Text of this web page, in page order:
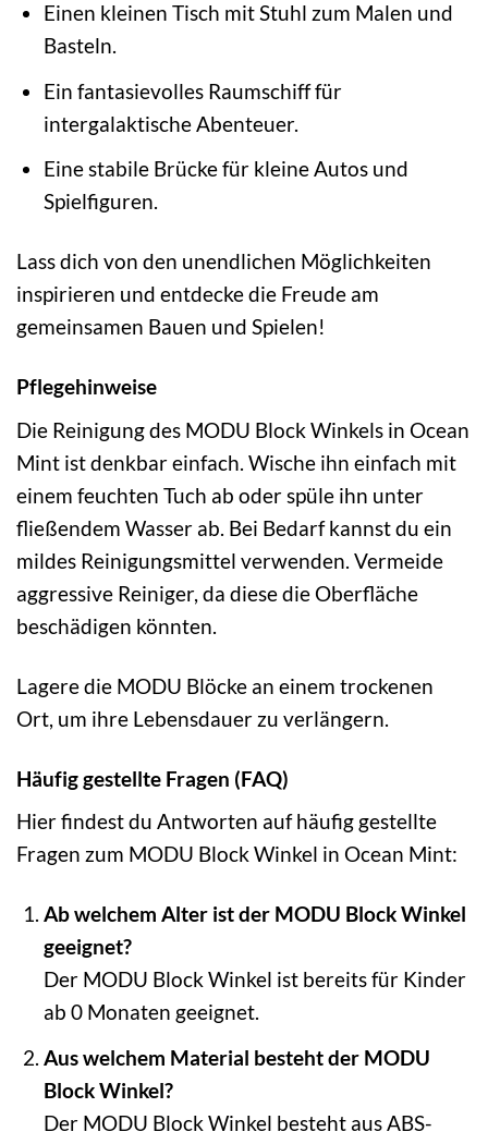
Einen kleinen Tisch mit Stuhl zum Malen und
Basteln.
Ein fantasievolles Raumschiff für
intergalaktische Abenteuer.
Eine stabile Brücke für kleine Autos und
Spielfiguren.
Lass dich von den unendlichen Möglichkeiten
inspirieren und entdecke die Freude am
gemeinsamen Bauen und Spielen!
Pflegehinweise
Die Reinigung des MODU Block Winkels in Ocean
Mint ist denkbar einfach. Wische ihn einfach mit
einem feuchten Tuch ab oder spüle ihn unter
fließendem Wasser ab. Bei Bedarf kannst du ein
mildes Reinigungsmittel verwenden. Vermeide
aggressive Reiniger, da diese die Oberfläche
beschädigen könnten.
Lagere die MODU Blöcke an einem trockenen
Ort, um ihre Lebensdauer zu verlängern.
Häufig gestellte Fragen (FAQ)
Hier findest du Antworten auf häufig gestellte
Fragen zum MODU Block Winkel in Ocean Mint:
Ab welchem Alter ist der MODU Block Winkel
geeignet?
Der MODU Block Winkel ist bereits für Kinder
ab 0 Monaten geeignet.
Aus welchem Material besteht der MODU
Block Winkel?
Der MODU Block Winkel besteht aus ABS-